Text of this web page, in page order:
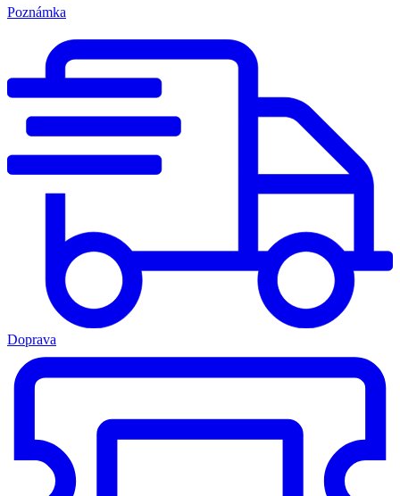
Poznámka
Doprava